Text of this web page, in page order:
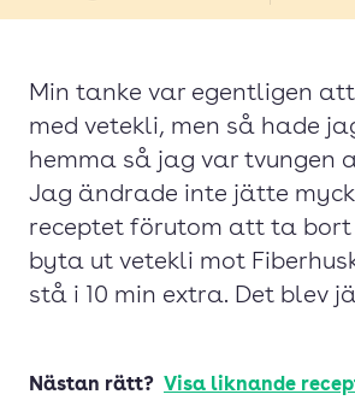
Min tanke var egentligen
med vetekli, men så hade
hemma så jag var tvungen
Jag ändrade inte jätte
receptet förutom att ta bort
byta ut vetekli mot
stå i 10 min extra. Det blev
Nästan rätt? Visa liknande